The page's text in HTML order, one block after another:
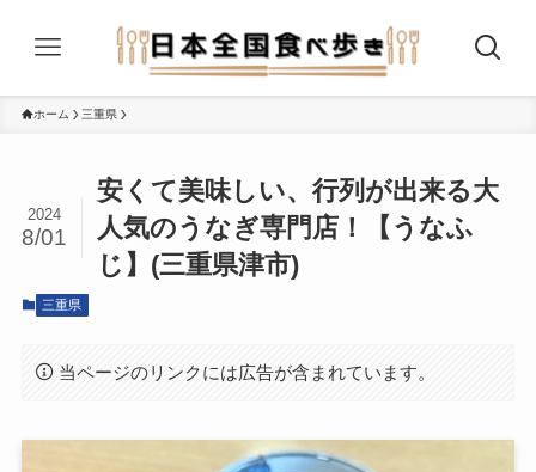
ホーム 三重県
安くて美味しい、行列が出来る大
人気のうなぎ専門店！【うなふ
じ】(三重県津市)
2024
8/01
三重県
当ページのリンクには広告が含まれています。